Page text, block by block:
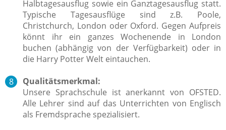
Halbtagesausflug sowie ein Ganztagesausflug statt.
Typische Tagesausflüge sind z.B. Poole,
Christchurch, London oder Oxford. Gegen Aufpreis
könnt ihr ein ganzes Wochenende in London
buchen (abhängig von der Verfügbarkeit) oder in
die Harry Potter Welt eintauchen.
Qualitätsmerkmal:
Unsere Sprachschule ist anerkannt von OFSTED.
Alle Lehrer sind auf das Unterrichten von Englisch
als Fremdsprache spezialisiert.